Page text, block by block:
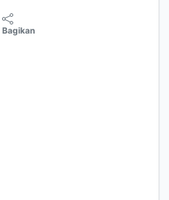
Bagikan